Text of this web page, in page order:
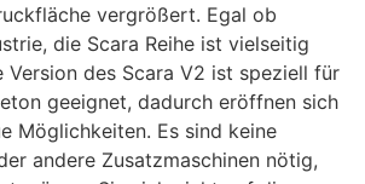
vergrößert. Egal ob
die Scara Reihe ist vielseitig
Version des Scara V2 ist speziell für
geeignet, dadurch eröffnen sich
Möglichkeiten. Es sind keine
andere Zusatzmaschinen nötig,